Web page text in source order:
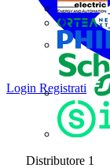
Distributore 1
Login Registrati